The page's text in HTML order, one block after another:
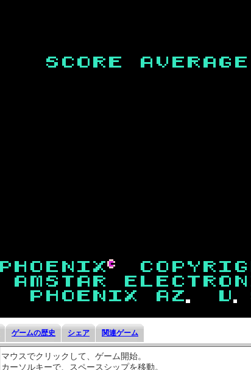
ゲームの歴史 シェア 関連ゲーム
マウスでクリックして、ゲーム開始。
カーソルキーで、スペースシップを移動。